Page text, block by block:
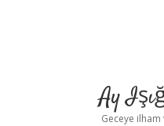
Ay
Geceye